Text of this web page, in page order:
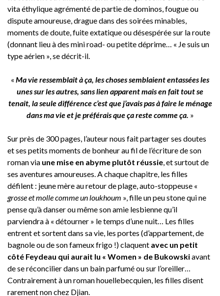
vita éthylique agrémenté de partie de dominos, fougue ou
dispute amoureuse, drague dans des soirées minables,
moments de doute, fuite extatique ou désespérée sur la route
(donnant lieu à des mini road- ou petite déprime… « Je suis un
type aérien », se décrit-il.
« Ma vie ressemblait à ça, les choses semblaient entassées les
unes sur les autres, sans lien apparent mais en fait tout se
tenait, la seule différence c’est que j’avais pas à faire le ménage
dans ma vie et je préférais que ça reste comme ça. »
Sur près de 300 pages, l’auteur nous fait partager ses doutes
et ses petits moments de bonheur au fil de l’écriture de son
roman via une mise en abyme plutôt réussie , et surtout de
ses aventures amoureuses. A chaque chapitre, les filles
défilent : jeune mère au retour de plage, auto-stoppeuse «
grosse et molle comme un loukhoum », fille un peu stone qui ne
pense qu’à danser ou même son amie lesbienne qu’il
parviendra à « détourner » le temps d’une nuit… Les filles
entrent et sortent dans sa vie, les portes (d’appartement, de
bagnole ou de son fameux frigo !) claquent avec un petit
côté Feydeau qui aurait lu « Women » de Bukowskiavant
de se réconcilier dans un bain parfumé ou sur l’oreiller…
Contrairement à un roman houellebecquien, les filles disent
rarement non chez Djian.